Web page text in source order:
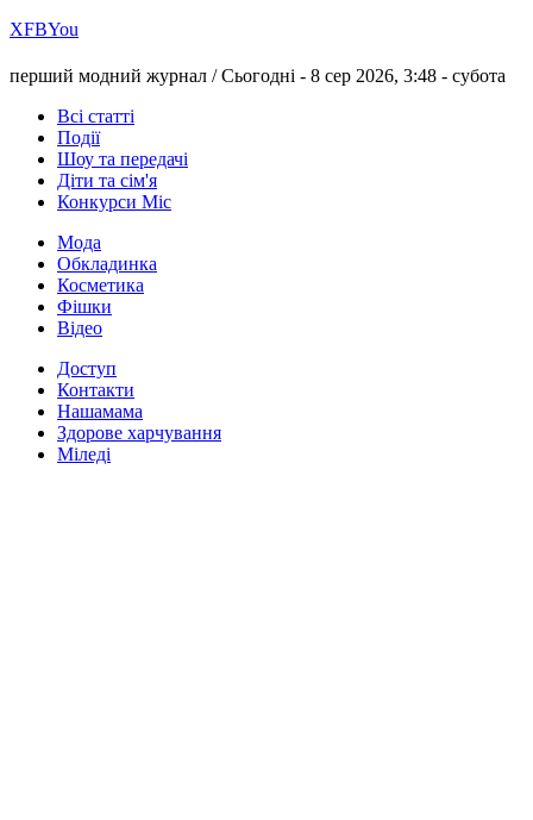
ХFBYou
перший модний журнал /Сьогодні - 8 сер 2026, 3:48 - субота
Всі статті
Події
Шоу та передачі
Діти та сім'я
Конкурси Міс
Мода
Обкладинка
Косметика
Фішки
Відео
Доступ
Контакти
Нашамама
Здорове харчування
Міледі